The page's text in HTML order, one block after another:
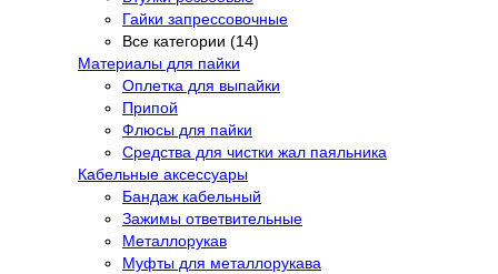
Гайки запрессовочные
Все категории (14)
Материалы для пайки
Оплетка для выпайки
Припой
Флюсы для пайки
Средства для чистки жал паяльника
Кабельные аксессуары
Бандаж кабельный
Зажимы ответвительные
Металлорукав
Муфты для металлорукава